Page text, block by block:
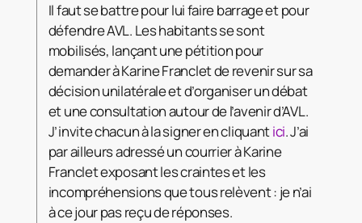
Il faut se battre pour lui faire barrage et pour
défendre AVL. Les habitants se sont
mobilisés, lançant une pétition pour
demander à Karine Franclet de revenir sur sa
décision unilatérale et d’organiser un débat
et une consultation autour de l’avenir d’AVL.
J’invite chacun à la signer en cliquantici. J’ai
par ailleurs adressé un courrier à Karine
Franclet exposant les craintes et les
incompréhensions que tous relèvent : je n’ai
à ce jour pas reçu de réponses.